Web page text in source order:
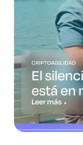
CRIPTOAGILIDAD
El
está en
Leer más